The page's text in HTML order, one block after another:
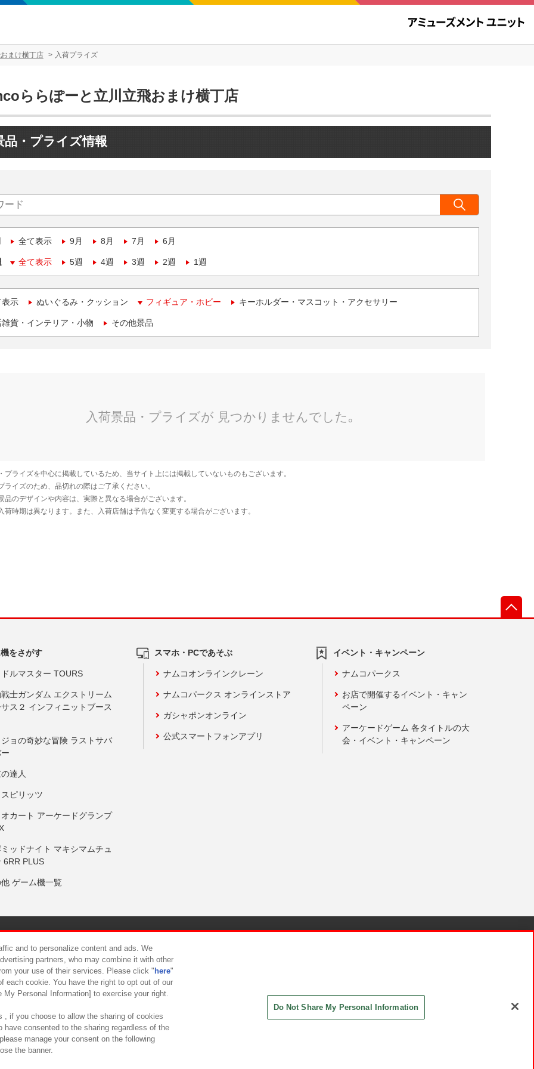
まけ横丁店 入荷プライズ
ららぽーと立川立飛おまけ横丁店
品・プライズ情報
全て表示 9月 8月 7月 6月
全て表示 5週 4週 3週 2週 1週
表示 ぬいぐるみ・クッション フィギュア・ホビー キーホルダー・マスコット・アクセサリー
貨・インテリア・小物 その他景品
をさがす
ルマスター TOURS
士ガンダム エクストリーム
ス２ インフィニットブース
ョの奇妙な冒険 ラストサバ
達人
ピリッツ
カート アーケードグランプ
ッドナイト マキシマムチュ
6RR PLUS
ゲーム機一覧
スマホ・PCであそぶ
ナムコオンラインクレーン
ナムコパークス オンラインストア
ガシャポンオンライン
公式スマートフォンアプリ
イベント・キャンペーン
ナムコパークス
お店で開催するイベント・キャン
ペーン
アーケードゲーム 各タイトルの大
会・イベント・キャンペーン
について カスタマーハラスメント対応方針
and to personalize content and ads. We
partners, who may combine it with other
your use of their services. Please click " here"
each cookie. You have the right to opt out of our
Personal Information] to exercise your right.
, if you choose to allow the sharing of cookies
have consented to the sharing regardless of the
manage your consent on the following
the banner.
Do Not Share My Personal Information